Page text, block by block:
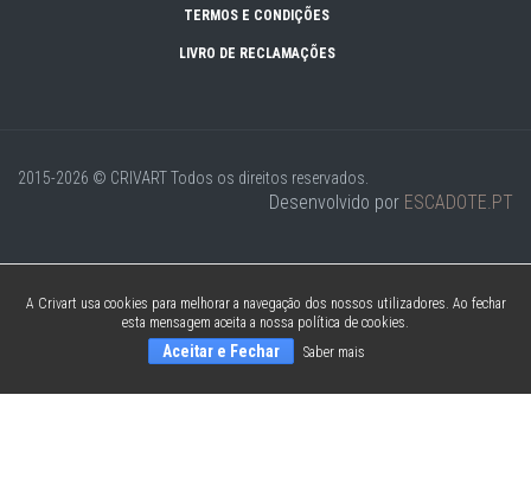
TERMOS E CONDIÇÕES
LIVRO DE RECLAMAÇÕES
2015-2026 © CRIVARTTodos os direitos reservados.
Desenvolvido por ESCADOTE.PT
A Crivart usa cookies para melhorar a navegação dos nossos utilizadores. Ao fechar
esta mensagem aceita a nossa política de cookies.
Aceitar e Fechar Saber mais